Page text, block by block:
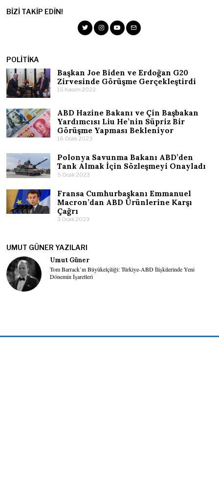
BIZI TAKIP EDIN!
POLITIKA
Başkan Joe Biden ve Erdoğan G20
Zirvesinde Görüşme Gerçekleştirdi
15 Kasım 2022
ABD Hazine Bakanı ve Çin Başbakan
Yardımcısı Liu He’nin Süpriz Bir
Görüşme Yapması Bekleniyor
16 Ocak 2023
Polonya Savunma Bakanı ABD’den
Tank Almak İçin Sözleşmeyi Onayladı
5 Ocak 2023
Fransa Cumhurbaşkanı Emmanuel
Macron’dan ABD Ürünlerine Karşı
Çağrı
3 Ocak 2023
UMUT GÜNER YAZILARI
Umut Güner
Tom Barrack’ın Büyükelçiliği: Türkiye-ABD İlişkilerinde Yeni
Dönemin İşaretleri